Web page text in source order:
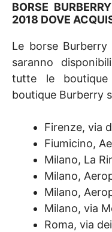
BORSE
2018 DOVE
Le borse
saranno
tutte le
boutique Burberry
Firenze, via
Fiumicino,
Milano, La
Milano,
Milano,
Milano, via
Roma, via